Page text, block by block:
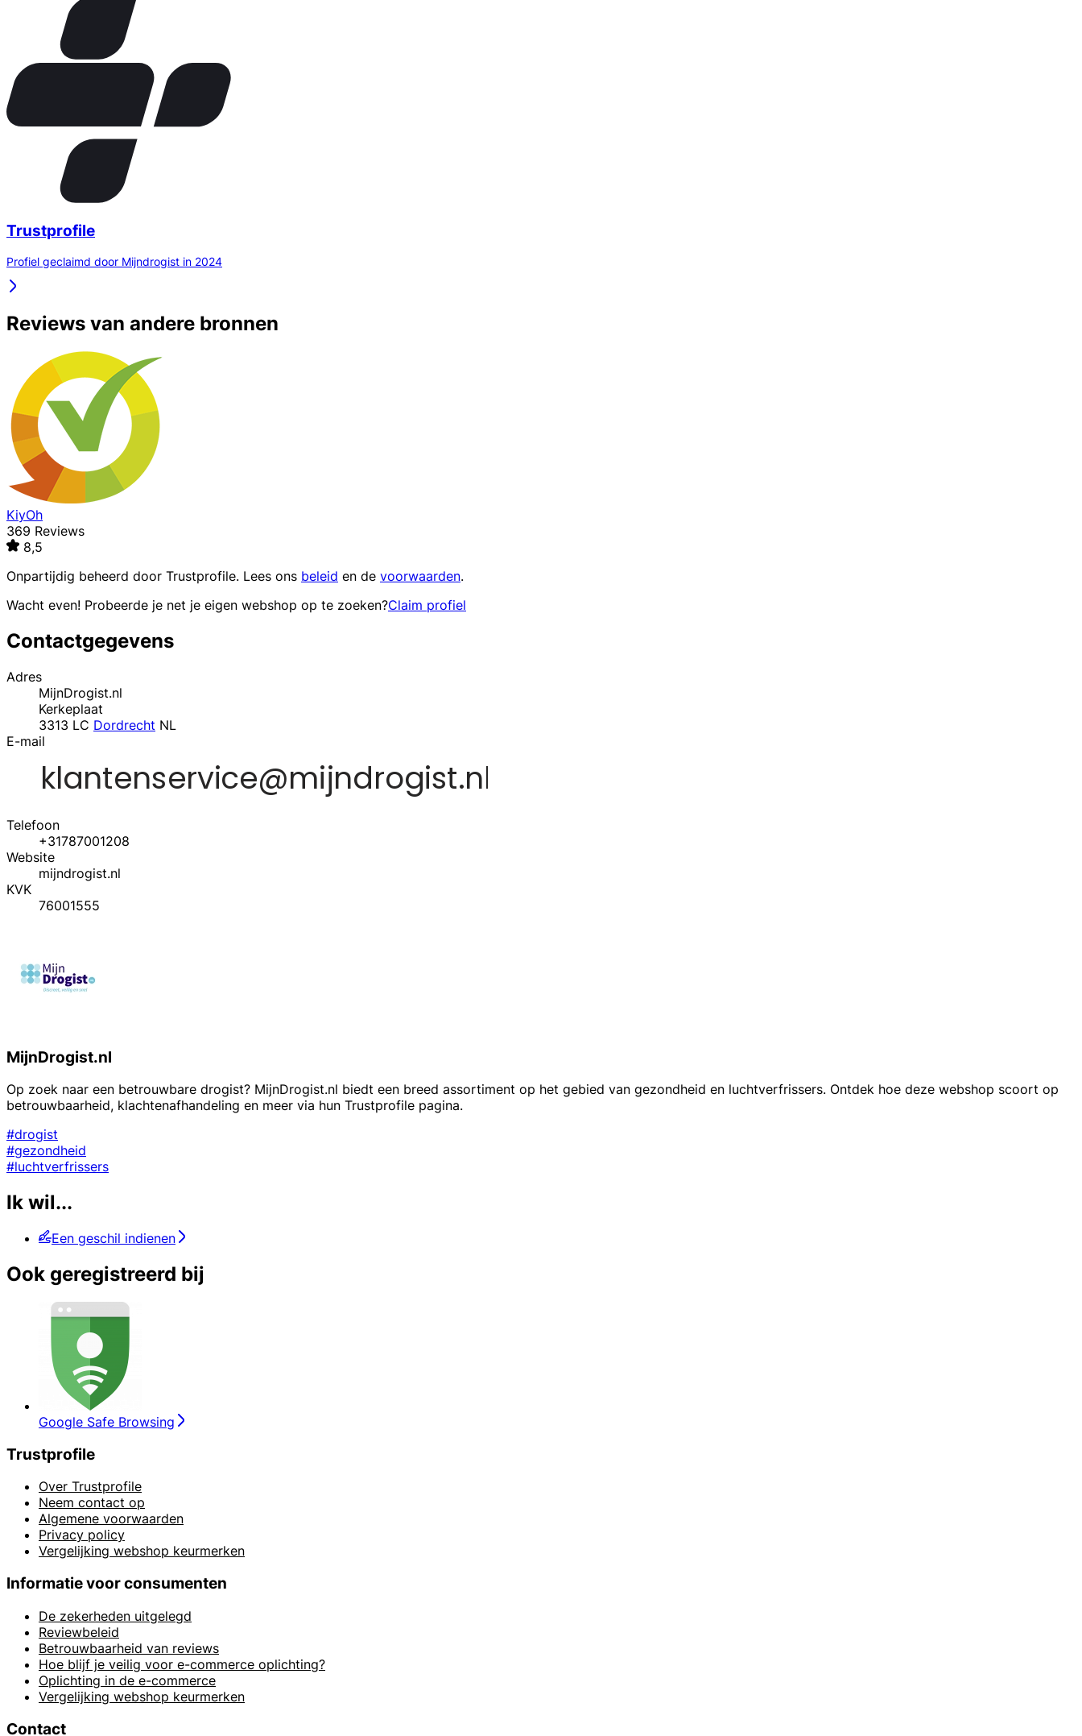
Trustprofile
Profiel geclaimd door Mijndrogist in 2024
Reviews van andere bronnen
KiyOh
369 Reviews
8,5
Onpartijdig beheerd door Trustprofile. Lees ons beleid en de voorwaarden.
Wacht even! Probeerde je net je eigen webshop op te zoeken?Claim profiel
Contactgegevens
Adres
MijnDrogist.nl
Kerkeplaat
3313 LC Dordrecht NL
E-mail
Telefoon
+31787001208
Website
mijndrogist.nl
KVK
76001555
MijnDrogist.nl
Op zoek naar een betrouwbare drogist? MijnDrogist.nl biedt een breed assortiment op het gebied van gezondheid en luchtverfrissers. Ontdek hoe deze webshop scoort op
betrouwbaarheid, klachtenafhandeling en meer via hun Trustprofile pagina.
#drogist
#gezondheid
#luchtverfrissers
Ik wil...
Een geschil indienen
Ook geregistreerd bij
Google Safe Browsing
Trustprofile
Over Trustprofile
Neem contact op
Algemene voorwaarden
Privacy policy
Vergelijking webshop keurmerken
Informatie voor consumenten
De zekerheden uitgelegd
Reviewbeleid
Betrouwbaarheid van reviews
Hoe blijf je veilig voor e-commerce oplichting?
Oplichting in de e-commerce
Vergelijking webshop keurmerken
Contact